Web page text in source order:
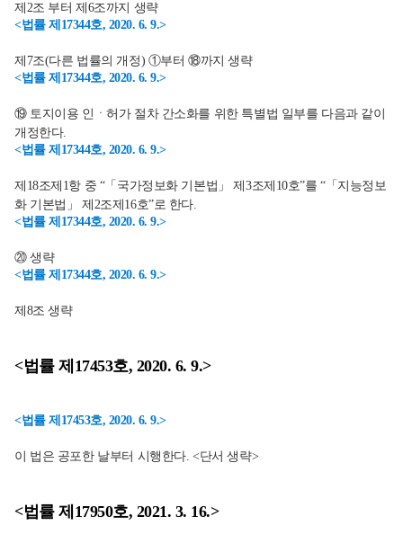
제2조 부터 제6조까지 생략
<법률 제17344호, 2020. 6. 9.>
제7조(다른 법률의 개정) ①부터 ⑱까지 생략
<법률 제17344호, 2020. 6. 9.>
⑲ 토지이용 인ㆍ허가 절차 간소화를 위한 특별법 일부를 다음과 같이
개정한다.
<법률 제17344호, 2020. 6. 9.>
제18조제1항 중 “「국가정보화 기본법」 제3조제10호”를 “「지능정보
화 기본법」 제2조제16호”로 한다.
<법률 제17344호, 2020. 6. 9.>
⑳ 생략
<법률 제17344호, 2020. 6. 9.>
제8조 생략
<법률 제17453호, 2020. 6. 9.>
<법률 제17453호, 2020. 6. 9.>
이 법은 공포한 날부터 시행한다. <단서 생략>
<법률 제17950호, 2021. 3. 16.>